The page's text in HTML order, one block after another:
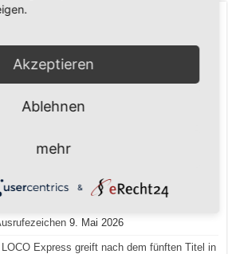
Sommerferien, wir kommen! 17. Juli 2026
Vize-Europameister 2026
12. Mai 2026
Ü45 krönt sich zum fünften Mal in Folge
Mai 2026
9. Mai 2026
Express greift nach dem fünften Titel in
Akzeptieren
Ablehnen
mehr
&